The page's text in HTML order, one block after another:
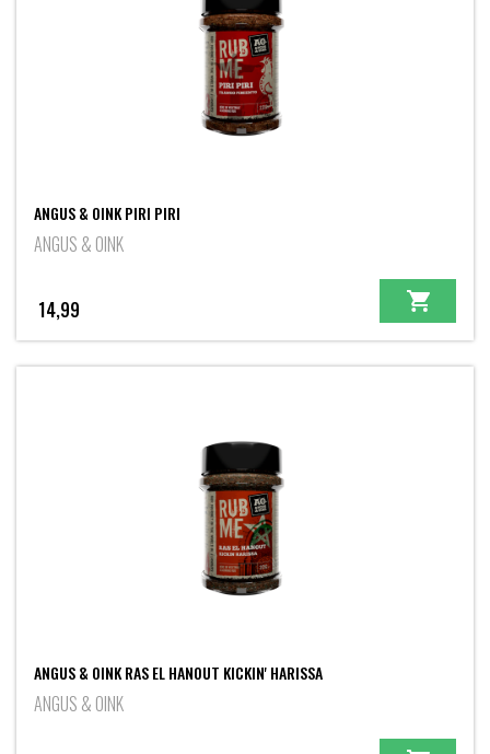
ANGUS & OINK PIRI PIRI
ANGUS & OINK
14,99
ANGUS & OINK RAS EL HANOUT KICKIN' HARISSA
ANGUS & OINK